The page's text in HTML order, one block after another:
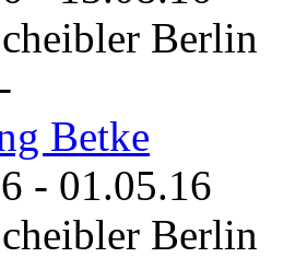
Berlin
Betke
- 01.05.16
Berlin